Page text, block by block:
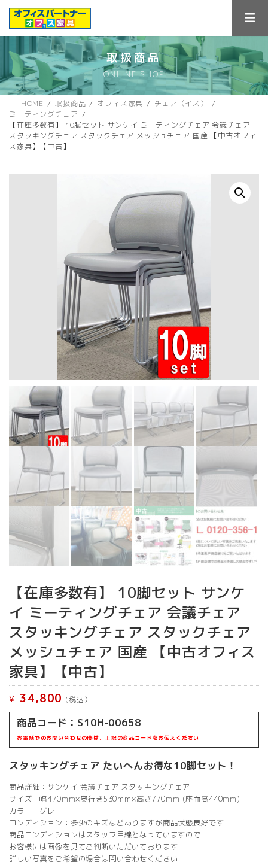
ス
キ
ン
に
取扱商品
ONLINE SHOP
HOME 取扱商品 オフィス家具
チェア（イス）
ミーティングチェア
【在庫多数有】 10脚セット サンケイ ミーティングチェア 会議チェア
スタッキングチェア スタックチェア メッシュチェア 国産 【中古オフィ
ス家具】【中古】
【在庫多数有】 10脚セット サンケ
イ ミーティングチェア 会議チェア
スタッキングチェア スタックチェア
メッシュチェア 国産 【中古オフィス
家具】【中古】
¥ 34,800 (税込）
商品コード：S10H-00658
お電話でのお問い合わせの際は、上記の商品コードをお伝えください
スタッキングチェア たいへんお得な10脚セット！
商品詳細：サンケイ 会議チェア スタッキングチェア
サイズ：幅470mm×奥行き530mm×高さ770mm (座面高440mm)
カラー：グレー
コンディション：多少のキズなどありますが商品状態良好です
商品コンディションはスタッフ目線となっていますので
お客様には画像を見てご判断いただいております
詳しい写真をご希望の場合は問い合わせください